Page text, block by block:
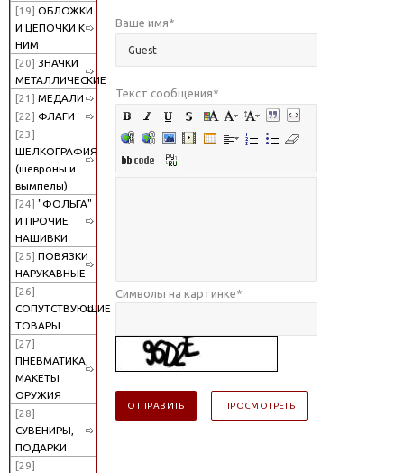
[19] ОБЛОЖКИ
И ЦЕПОЧКИ К
НИМ
[20] ЗНАЧКИ
МЕТАЛЛИЧЕСКИЕ
[21] МЕДАЛИ
[22] ФЛАГИ
[23]
ШЕЛКОГРАФИЯ
(шевроны и
вымпелы)
[24] "ФОЛЬГА"
И ПРОЧИЕ
НАШИВКИ
[25] ПОВЯЗКИ
НАРУКАВНЫЕ
[26]
СОПУТСТВУЮЩИЕ
ТОВАРЫ
[27]
ПНЕВМАТИКА,
МАКЕТЫ
ОРУЖИЯ
[28]
СУВЕНИРЫ,
ПОДАРКИ
[29]
Ваше имя*
Текст сообщения*
Символы на картинке*